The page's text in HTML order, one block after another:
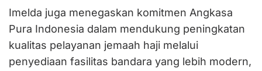
Imelda juga menegaskan komitmen Angkasa
Pura Indonesia dalam mendukung peningkatan
kualitas pelayanan jemaah haji melalui
penyediaan fasilitas bandara yang lebih modern,